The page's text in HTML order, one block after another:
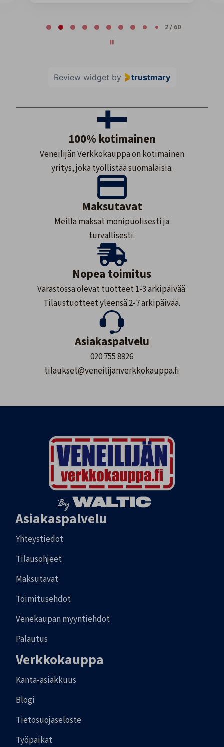
2 / 60
Review widget by trustmary
100% kotimainen
Veneilijän Verkkokauppa on kotimainen
yritys, joka työllistää suomalaisia.
Maksutavat
Meillä maksat monipuolisesti ja
turvallisesti.
Nopea toimitus
Varastossa olevat tuotteet 1-3 arkipäivää.
Tilaustuotteet yleensä 2-7 arkipäivää.
Asiakaspalvelu
020 755 8926
tilaukset@veneilijanverkkokauppa.fi
Asiakaspalvelu
Yhteystiedot
Tilausohjeet
Maksutavat
Toimitusehdot
Venekaupan myyntiehdot
Palautus
Verkkokauppa
Kanta-asiakkuus
Blogi
Tietosuojaseloste
Työpaikat